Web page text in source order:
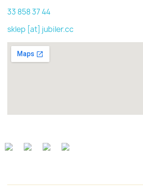
33 858 37 44
sklep [at] jubiler.cc